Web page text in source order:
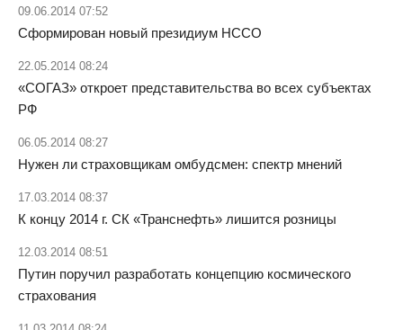
09.06.2014 07:52
Сформирован новый президиум НССО
22.05.2014 08:24
«СОГАЗ» откроет представительства во всех субъектах
РФ
06.05.2014 08:27
Нужен ли страховщикам омбудсмен: спектр мнений
17.03.2014 08:37
К концу 2014 г. СК «Транснефть» лишится розницы
12.03.2014 08:51
Путин поручил разработать концепцию космического
страхования